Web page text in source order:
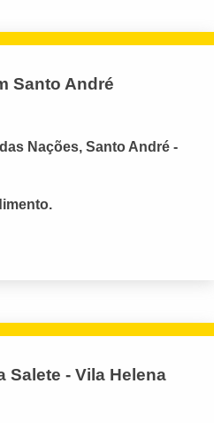
Santo André
Nações, Santo André -
Salete - Vila Helena